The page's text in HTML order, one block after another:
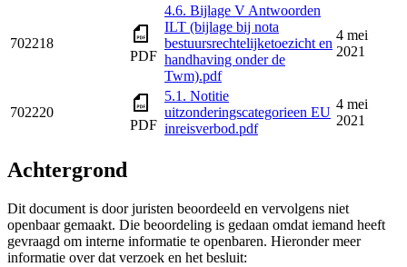
702218
PDF
4.6. Bijlage V Antwoorden
ILT (bijlage bij nota
bestuursrechtelijketoezicht en
handhaving onder de
Twm).pdf
4 mei
2021
702220
PDF
5.1. Notitie
uitzonderingscategorieen EU
inreisverbod.pdf
4 mei
2021
Achtergrond
Dit document is door juristen beoordeeld en vervolgens niet
openbaar gemaakt. Die beoordeling is gedaan omdat iemand heeft
gevraagd om interne informatie te openbaren. Hieronder meer
informatie over dat verzoek en het besluit: